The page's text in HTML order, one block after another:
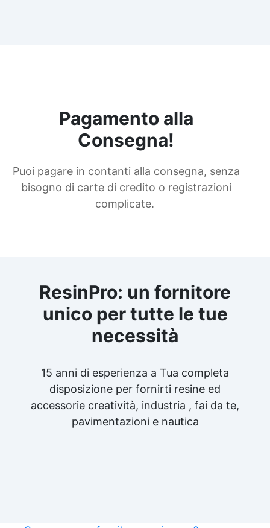
Pagamento alla
Consegna!
Puoi pagare in contanti alla consegna, senza
bisogno di carte di credito o registrazioni
complicate.
ResinPro: un fornitore
unico per tutte le tue
necessità
15 anni di esperienza a Tua completa
disposizione per fornirti resine ed
accessorie creatività, industria , fai da te,
pavimentazioni e nautica